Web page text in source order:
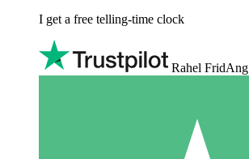
I get a free telling-time clock
Rahel FridAng